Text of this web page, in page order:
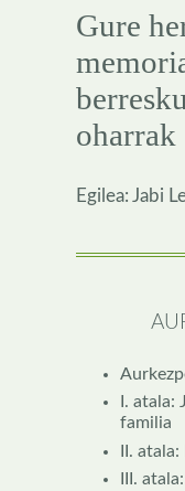
Gure
oharrak
Egilea: Jabi
I. atala:
familia
II.
III.